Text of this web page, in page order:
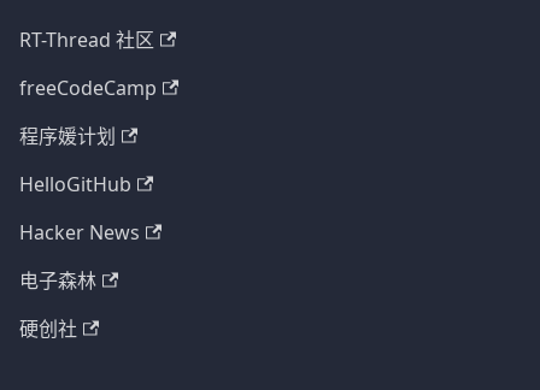
RT-Thread 社区
freeCodeCamp
程序媛计划
HelloGitHub
Hacker News
电子森林
硬创社